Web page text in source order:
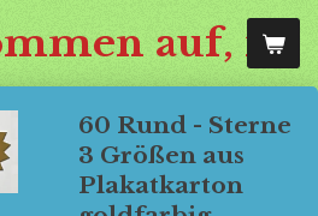
auf,
60 Rund - Sterne
3 Größen aus
Plakatkarton